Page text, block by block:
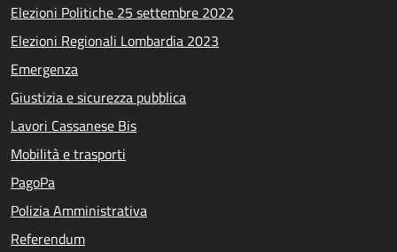
Elezioni Politiche 25 settembre 2022
Elezioni Regionali Lombardia 2023
Emergenza
Giustizia e sicurezza pubblica
Lavori Cassanese Bis
Mobilità e trasporti
PagoPa
Polizia Amministrativa
Referendum